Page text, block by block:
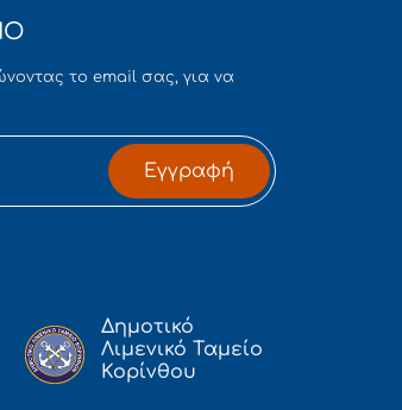
το email σας, για να
Εγγραφή
Δημοτικό
Λιμενικό Ταμείο
Κορίνθου